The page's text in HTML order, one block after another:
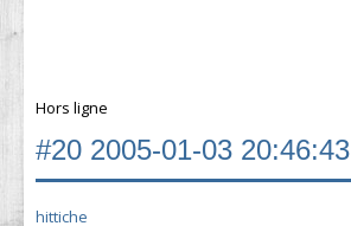
Hors ligne
#20 2005-01-03 20:46:43
hittiche